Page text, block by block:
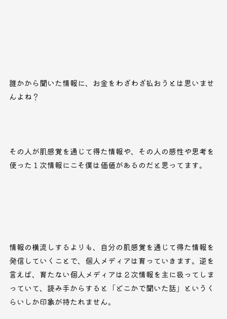
誰かから聞いた情報に、お金をわざわざ払おうとは思いませ
んよね？
その人が肌感覚を通じて得た情報や、その人の感性や思考を
使った１次情報にこそ僕は価値があるのだと思ってます。
情報の横流しするよりも、自分の肌感覚を通じて得た情報を
発信していくことで、個人メディアは育っていきます。逆を
言えば、育たない個人メディアは２次情報を主に扱ってしま
っていて、読み手からすると「どこかで聞いた話」というく
らいしか印象が持たれません。